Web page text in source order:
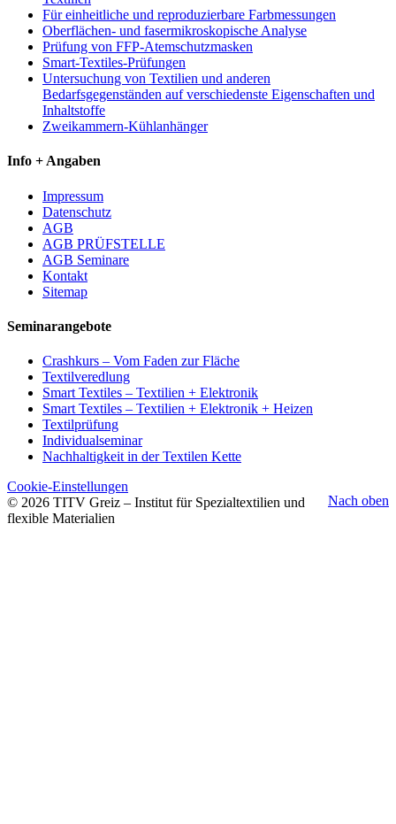
Für einheitliche und reproduzierbare Farbmessungen
Oberflächen- und fasermikroskopische Analyse
Prüfung von FFP-Atemschutzmasken
Smart-Textiles-Prüfungen
Untersuchung von Textilien und anderen
Bedarfsgegenständen auf verschiedenste Eigenschaften und
Inhaltstoffe
Zweikammern-Kühlanhänger
Info + Angaben
Impressum
Datenschutz
AGB
AGB PRÜFSTELLE
AGB Seminare
Kontakt
Sitemap
Seminarangebote
Crashkurs – Vom Faden zur Fläche
Textilveredlung
Smart Textiles – Textilien + Elektronik
Smart Textiles – Textilien + Elektronik + Heizen
Textilprüfung
Individualseminar
Nachhaltigkeit in der Textilen Kette
Nach oben
Cookie-Einstellungen
© 2026 TITV Greiz – Institut für Spezialtextilien und
flexible Materialien